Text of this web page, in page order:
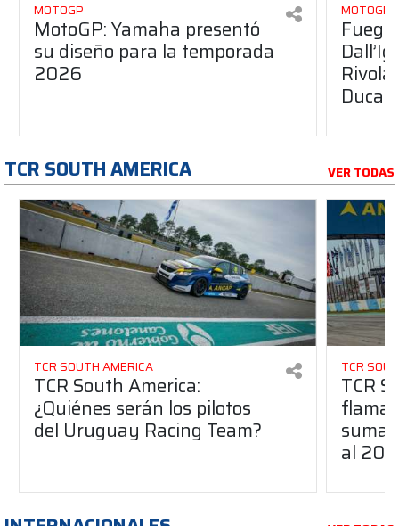
MOTOGP
MotoGP: Yamaha presentó
su diseño para la temporada
2026
MOTOGP
Ducati
TCR SOUTH AMERICA VER TODAS
TCR SOUTH AMERICA
TCR South America:
¿Quiénes serán los pilotos
del Uruguay Racing Team?
TCR
TCR
suma
al